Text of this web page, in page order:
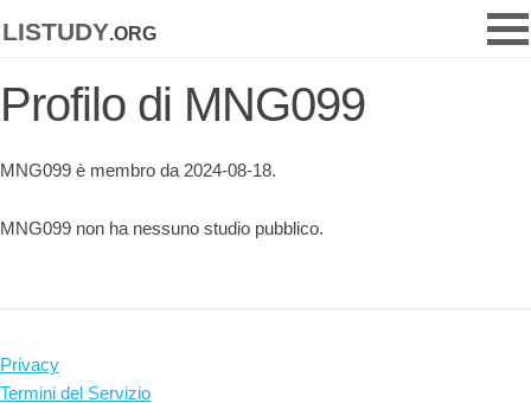
listudy.org
Profilo di MNG099
MNG099 è membro da 2024-08-18.
MNG099 non ha nessuno studio pubblico.
Privacy
Termini del Servizio